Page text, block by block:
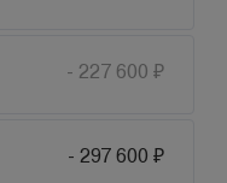
- 227 600 ₽
- 297 600 ₽